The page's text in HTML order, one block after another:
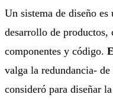
Un sistema de diseño es
desarrollo de
componentes y código.
valga la redundancia-
consideró para diseñar